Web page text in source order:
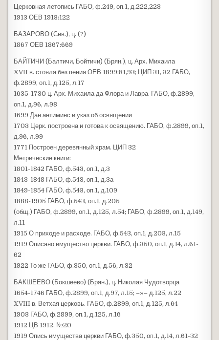
Церковная летопись ГАБО, ф.249, оп.1, д.222,223
1913 ОЕВ 1913:122
БАЗАРОВО (Сев.), ц. (?)
1867 ОЕВ 1867:669
БАЙТИЧИ (Балтичи, Бойтичи) (Брян.), ц. Арх. Михаила
XVII в. стояла без пения ОЕВ 1899:81,93; ЦИП 31, 32 ГАБО,
ф.2899, оп.1, д.125, л.17
1635-1730 ц. Арх. Михаила да Флора и Лавра. ГАБО, ф.2899,
оп.1, д.96, л.98
1699 Дан антиминс и указ об освящении
1703 Церк. построена и готова к освящению. ГАБО, ф.2899, оп.1,
д.96, л.99
1771 Построен деревянный храм. ЦИП 32
Метрические книги:
1801-1842 ГАБО, ф.543, оп.1, д.3
1843-1848 ГАБО, ф.543, оп.1, д.3а
1849-1854 ГАБО, ф.543, оп.1, д.109
1888-1905 ГАБО, ф.543, оп.1, д.205
(общ.) ГАБО, ф.2899, оп.1, д.125, л.54; ГАБО, ф.2899, оп.1, д.149,
л.11
1915 О приходе и расходе. ГАБО, ф.543, оп.1, д.203, л.15
1919 Описано имущество церкви. ГАБО, ф.350, оп.1, д.14, л.61-
62
1922 То же ГАБО, ф.350, оп.1, д.56, л.32
БАКШЕЕВО (Бокшеево) (Брян.), ц. Николая Чудотворца
1654-1746 ГАБО, ф.2899, оп.1, д.97, л.15; –»– д.125, л.22
XVIII в. Ветхая церковь. ГАБО, ф.2899, оп.1, д.125, л.64
1903 ГАБО, ф.2899, оп.1, д.125, л.16
1912 ЦВ 1912, №20
1919 Опись имущества церкви ГАБО, ф.350, оп.1, д.14, л.61-32